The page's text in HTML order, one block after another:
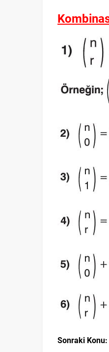
Sonraki Konu: